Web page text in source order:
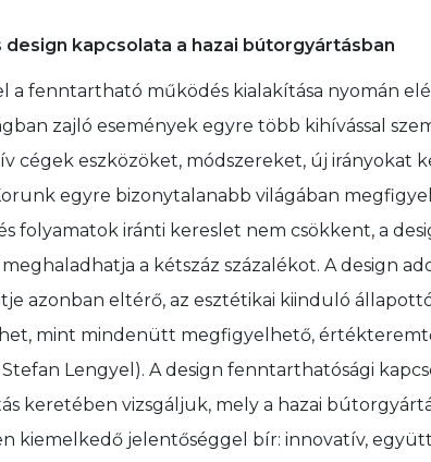
design kapcsolata a hazai bútorgyártásban
a fenntartható működés kialakítása nyomán
zajló események egyre több kihívással
cégek eszközöket, módszereket, új irányokat
egyre bizonytalanabb világában
folyamatok iránti kereslet nem csökkent, a
a kétszáz százalékot. A design
azonban eltérő, az esztétikai kiinduló
mint mindenütt megfigyelhető,
Lengyel). A design fenntarthatósági
keretében vizsgáljuk, mely a hazai
kiemelkedő jelentőséggel bír: innovatív,